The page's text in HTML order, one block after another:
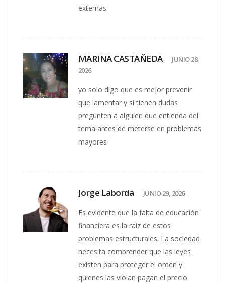
externas.
MARINA CASTAÑEDA
JUNIO 28,
2026
yo solo digo que es mejor prevenir
que lamentar y si tienen dudas
pregunten a alguien que entienda del
tema antes de meterse en problemas
mayores
Jorge Laborda JUNIO 29, 2026
Es evidente que la falta de educación
financiera es la raíz de estos
problemas estructurales. La sociedad
necesita comprender que las leyes
existen para proteger el orden y
quienes las violan pagan el precio